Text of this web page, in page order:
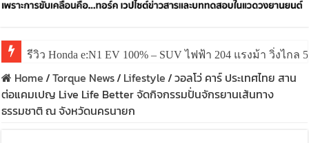
รีวิว Honda e:N1 EV 100% – SUV ไฟฟ้า 204 แรงม้า วิ่งไกล
Home/Torque News/ Lifestyle/วอลโว่ คาร์ ประเทศไทย สาน
ต่อแคมเปญ Live Life Better จัดกิจกรรมปั่นจักรยานเส้นทาง
ธรรมชาติ ณ จังหวัดนครนายก